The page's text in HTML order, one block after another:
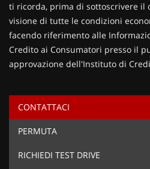
Ho letto e accettol'informativa
Acconsento al trattamento dei
ti ricorda, prima di sottoscrivere il
visione di tutte le condizioni
facendo riferimento alle
Credito ai Consumatori presso il
approvazione dell'Instituto di
CONTATTACI
PERMUTA
RICHIEDI TEST DRIVE